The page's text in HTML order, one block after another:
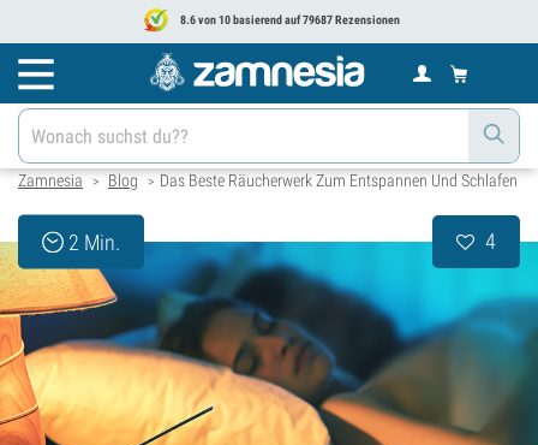
8.6 von 10 basierend auf 79687 Rezensionen
Zamnesia > Blog > Das Beste Räucherwerk Zum Entspannen Und Schlafen
2 Min. 4